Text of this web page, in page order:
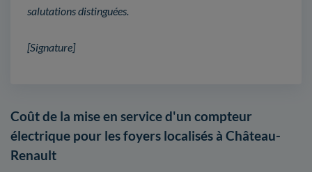
salutations distinguées.
[Signature]
Coût de la mise en service d'un compteur
électrique pour les foyers localisés à Château-
Renault